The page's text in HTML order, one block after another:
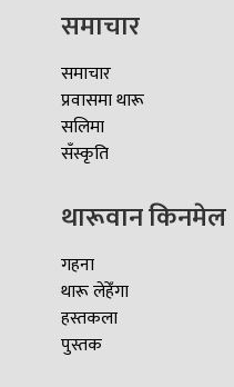
समाचार
समाचार
प्रवासमा थारू
सलिमा
सँस्कृति
थारूवान किनमेल
गहना
थारू लेहेँगा
हस्तकला
पुस्तक